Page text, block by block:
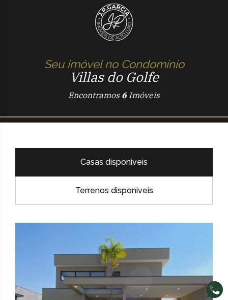
Seu imóvel no Condomínio
Villas do Golfe
Encontramos 6Imóveis
Casas disponíveis
Terrenos disponiveis